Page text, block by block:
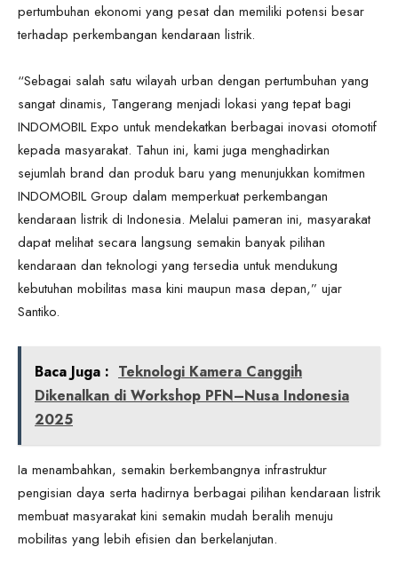
pertumbuhan ekonomi yang pesat dan memiliki potensi besar
terhadap perkembangan kendaraan listrik.
“Sebagai salah satu wilayah urban dengan pertumbuhan yang
sangat dinamis, Tangerang menjadi lokasi yang tepat bagi
INDOMOBIL Expo untuk mendekatkan berbagai inovasi otomotif
kepada masyarakat. Tahun ini, kami juga menghadirkan
sejumlah brand dan produk baru yang menunjukkan komitmen
INDOMOBIL Group dalam memperkuat perkembangan
kendaraan listrik di Indonesia. Melalui pameran ini, masyarakat
dapat melihat secara langsung semakin banyak pilihan
kendaraan dan teknologi yang tersedia untuk mendukung
kebutuhan mobilitas masa kini maupun masa depan,” ujar
Santiko.
Baca Juga : Teknologi Kamera Canggih
Dikenalkan di Workshop PFN–Nusa Indonesia
2025
Ia menambahkan, semakin berkembangnya infrastruktur
pengisian daya serta hadirnya berbagai pilihan kendaraan listrik
membuat masyarakat kini semakin mudah beralih menuju
mobilitas yang lebih efisien dan berkelanjutan.